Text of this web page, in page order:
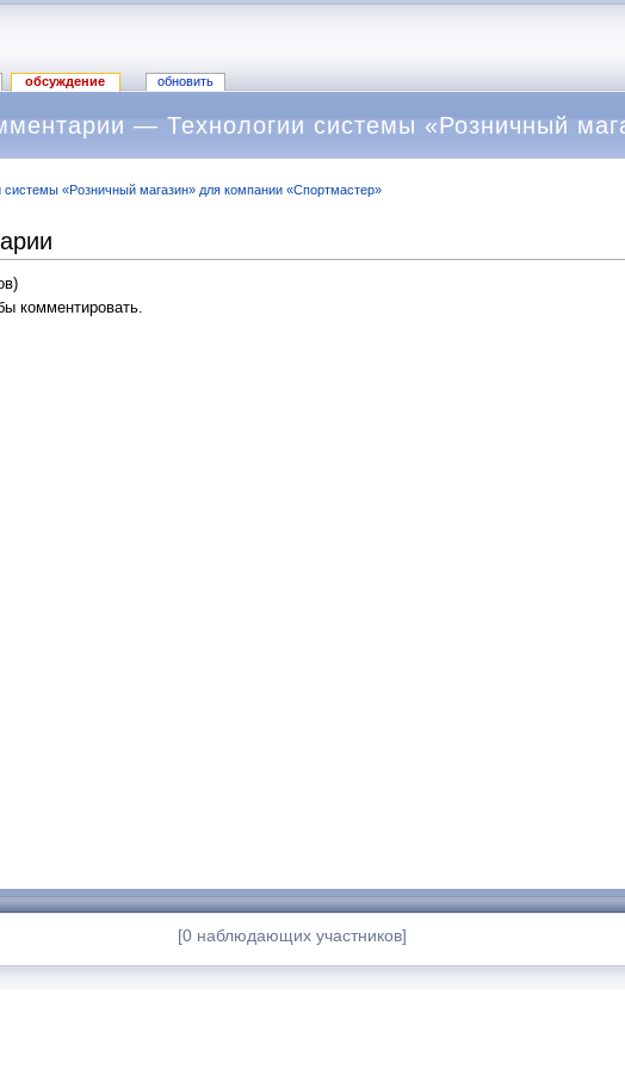
обсуждение обновить
— Технологии системы «Розничный
системы «Розничный магазин» для компании «Спортмастер»
комментировать.
[0 наблюдающих участников]